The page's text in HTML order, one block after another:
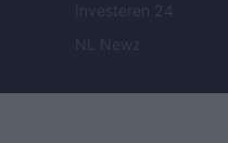
Investeren 24
NL Newz